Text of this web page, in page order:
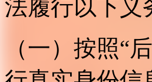
法履行以下义
（一）按照“